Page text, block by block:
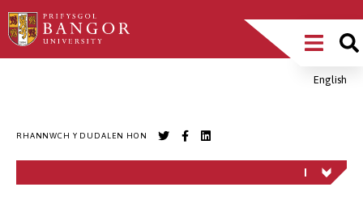
Sgipiwch
i’r
Main
MenuEnglish
RHANNWCH Y DUDALEN HON